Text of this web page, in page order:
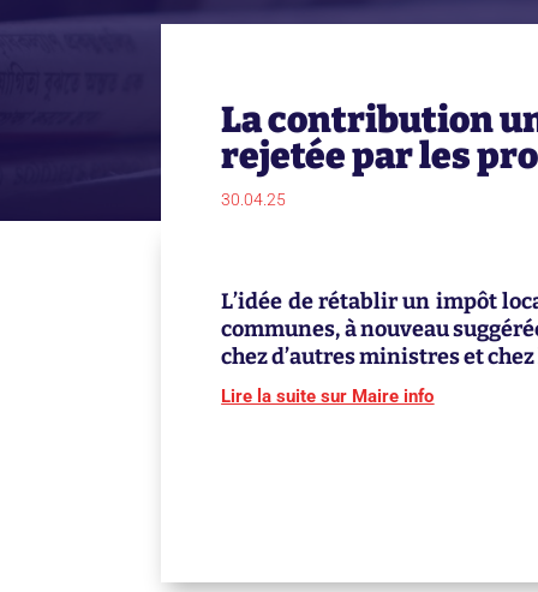
La contribution
rejetée par les
30.04.25
L’idée de rétablir un impôt
communes, à nouveau
chez d’autres ministres et
Lire la suite sur Maire info